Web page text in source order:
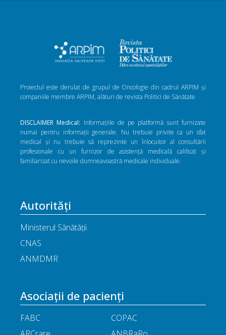
Proiectul este derulat de grupul de Oncologie din cadrul ARPIM și
companiile membre ARPIM, alături de revista Politici de Sănătate
DISCLAIMER Medical: Informațiile de pe platformă sunt furnizate
numai pentru informații generale. Nu trebuie privite ca un sfat
medical și nu trebuie să reprezinte un înlocuitor al consultării
profesionale cu un furnizor de asistență medicală calificat și
familiarizat cu nevoile dumneavoastră medicale individuale.
Autorități
Ministerul Sănătății
CNAS
ANMDMR
Asociații de pacienți
FABC
COPAC